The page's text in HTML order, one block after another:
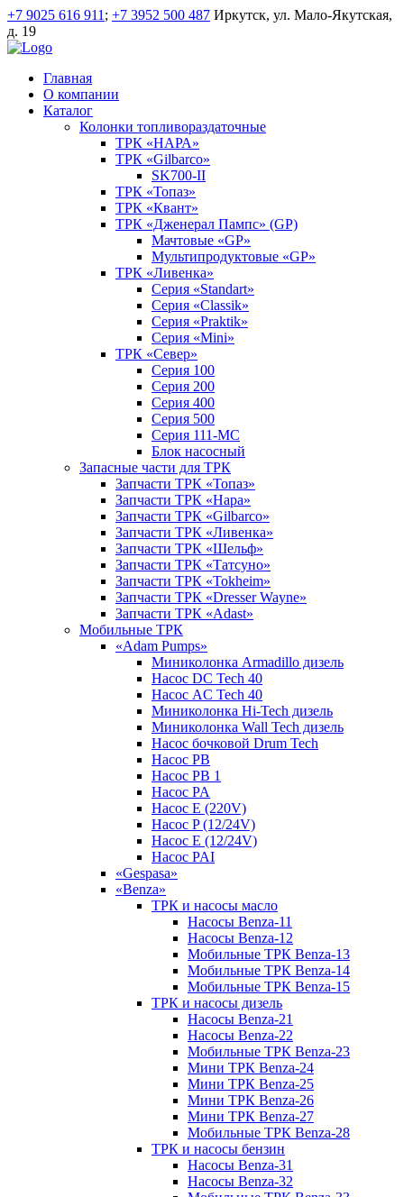
+7 9025 616 911 ; +7 3952 500 487 Иркутск, ул. Мало-Якутская,
д. 19
Главная
О компании
Каталог
Колонки топливораздаточные
ТРК «НАРА»
ТРК «Gilbarco»
SK700-II
ТРК «Топаз»
ТРК «Квант»
ТРК «Дженерал Пампс» (GP)
Мачтовые «GP»
Мультипродуктовые «GP»
ТРК «Ливенка»
Серия «Standart»
Серия «Classik»
Серия «Praktik»
Серия «Mini»
ТРК «Север»
Серия 100
Серия 200
Серия 400
Серия 500
Серия 111-МС
Блок насосный
Запасные части для ТРК
Запчасти ТРК «Топаз»
Запчасти ТРК «Нара»
Запчасти ТРК «Gilbarco»
Запчасти ТРК «Ливенка»
Запчасти ТРК «Шельф»
Запчасти ТРК «Татсуно»
Запчасти ТРК «Tokheim»
Запчасти ТРК «Dresser Wayne»
Запчасти ТРК «Adast»
Мобильные ТРК
«Adam Pumps»
Миниколонка Armadillo дизель
Насос DC Tech 40
Насос AC Tech 40
Миниколонка Hi-Tech дизель
Миниколонка Wall Tech дизель
Насос бочковой Drum Tech
Насос PB
Насос PB 1
Насос PA
Насос E (220V)
Насос P (12/24V)
Насос E (12/24V)
Насос PAI
«Gespasa»
«Benza»
ТРК и насосы масло
Насосы Benza-11
Насосы Benza-12
Мобильные ТРК Benza-13
Мобильные ТРК Benza-14
Мобильные ТРК Benza-15
ТРК и насосы дизель
Насосы Benza-21
Насосы Benza-22
Мобильные ТРК Benza-23
Мини ТРК Benza-24
Мини ТРК Benza-25
Мини ТРК Benza-26
Мини ТРК Benza-27
Мобильные ТРК Benza-28
ТРК и насосы бензин
Насосы Benza-31
Насосы Benza-32